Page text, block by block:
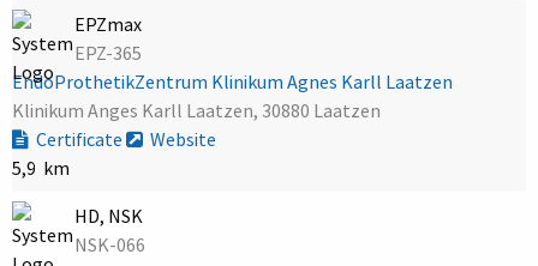
EPZmax
EPZ-365
EndoProthetikZentrum Klinikum Agnes Karll Laatzen
Klinikum Anges Karll Laatzen, 30880 Laatzen
Certificate
Website
5,9 km
HD, NSK
NSK-066